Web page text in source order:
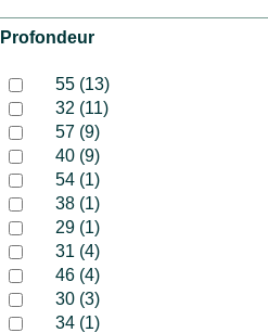
Profondeur
55 (13)
32 (11)
57 (9)
40 (9)
54 (1)
38 (1)
29 (1)
31 (4)
46 (4)
30 (3)
34 (1)